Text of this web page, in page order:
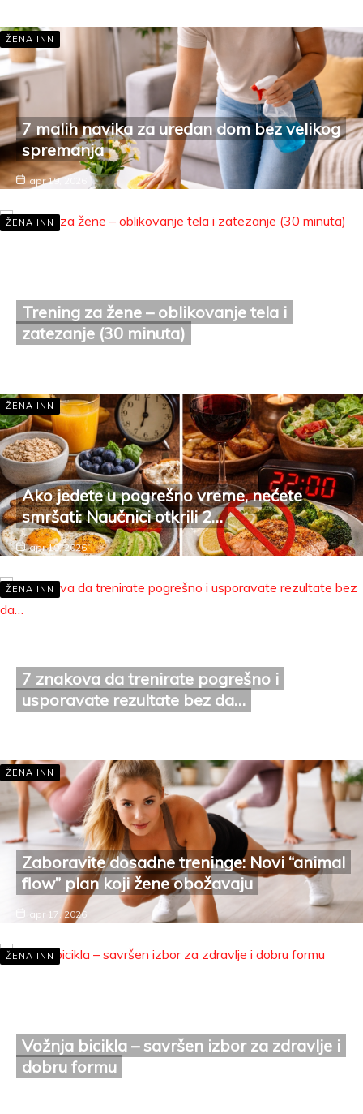
ŽENA INN
7 malih navika za uredan dom bez velikog
spremanja
apr 19, 2026
ŽENA INN
Trening za žene – oblikovanje tela i
zatezanje (30 minuta)
ŽENA INN
Ako jedete u pogrešno vreme, nećete
smršati: Naučnici otkrili 2…
apr 19, 2026
ŽENA INN
7 znakova da trenirate pogrešno i
usporavate rezultate bez da…
ŽENA INN
Zaboravite dosadne treninge: Novi “animal
flow” plan koji žene obožavaju
apr 17, 2026
ŽENA INN
Vožnja bicikla – savršen izbor za zdravlje i
dobru formu